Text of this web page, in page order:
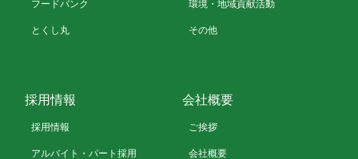
フードバンク
とくし丸
環境・地域貢献活動
その他
採用情報
採用情報
アルバイト・パート採用
会社概要
ご挨拶
会社概要